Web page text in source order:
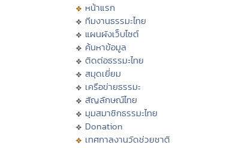
หน้าแรก
ทีมงานธรรมะไทย
แผนผังเว็บไซต์
ค้นหาข้อมูล
ติดต่อธรรมะไทย
สมุดเยี่ยม
เครือข่ายธรรมะ
สัญลักษณ์ไทย
มุมสมาชิกธรรมะไทย
Donation
เทศกาลงานวัดช่วยชาติ